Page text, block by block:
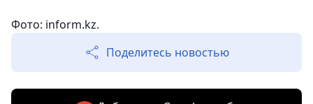
Фото: inform.kz.
Поделитесь новостью